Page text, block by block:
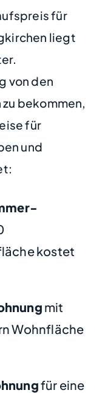
für
liegt
von den
bekommen,
für
und
kostet
mit
Wohnfläche
für eine